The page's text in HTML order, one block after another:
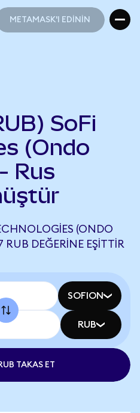
METAMASK'I EDİNİN
SoFi
(Ondo
Rus
(ONDO
DEĞERINE EŞITTIR
SOFION
RUB
TAKAS ET